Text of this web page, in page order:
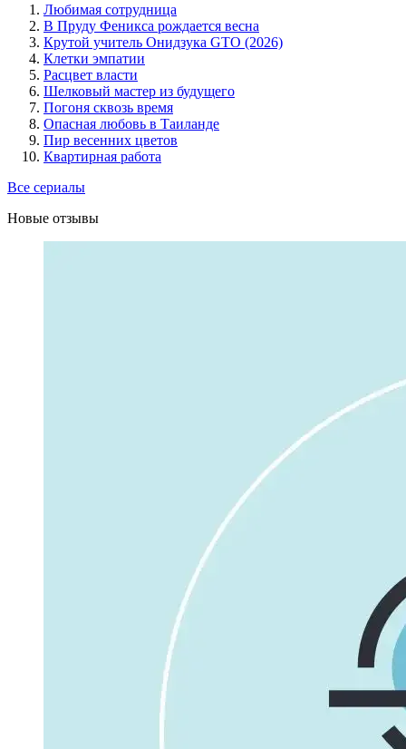
Любимая сотрудница
В Пруду Феникса рождается весна
Крутой учитель Онидзука GTO (2026)
Клетки эмпатии
Расцвет власти
Шелковый мастер из будущего
Погоня сквозь время
Опасная любовь в Таиланде
Пир весенних цветов
Квартирная работа
Все сериалы
Новые отзывы